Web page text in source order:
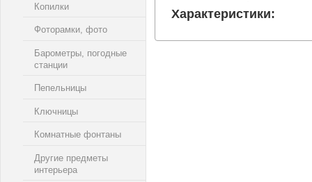
Копилки
Фоторамки, фото
Барометры, погодные
станции
Пепельницы
Ключницы
Комнатные фонтаны
Другие предметы
интерьера
Характеристики: